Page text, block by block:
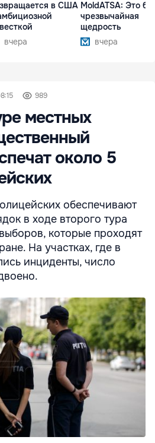
в США
вчера
MoldATSA: Это
чрезвычайная
щедрость
вчера
989
местных
около 5
обеспечивают
в ходе второго тура
которые проходят
На участках, где в
инциденты, число